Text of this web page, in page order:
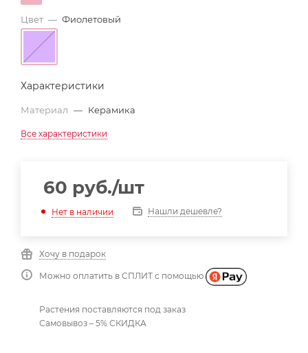
Цвет — Фиолетовый
Характеристики
Материал — Керамика
Все характеристики
60 руб./шт
Нет в наличии Нашли дешевле?
Хочу в подарок
Можно оплатить в СПЛИТ с помощью
Растения поставляются под заказ
Самовывоз – 5% СКИДКА